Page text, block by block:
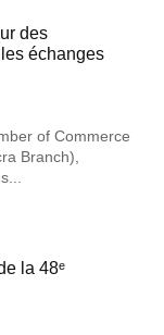
des
échanges
of Commerce
Branch),
la 48ᵉ